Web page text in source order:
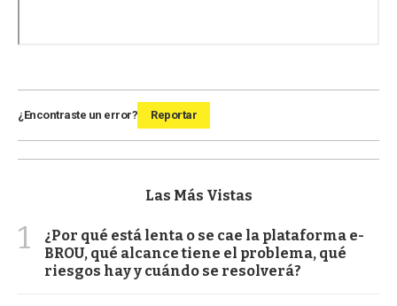
¿Encontraste un error? Reportar
Las Más Vistas
1
¿Por qué está lenta o se cae la plataforma e-
BROU, qué alcance tiene el problema, qué
riesgos hay y cuándo se resolverá?